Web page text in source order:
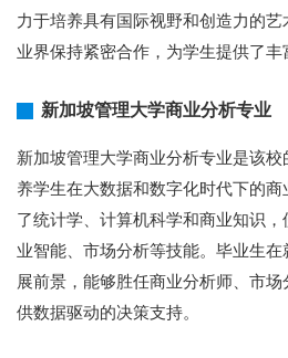
力于培养具有国际视野和创造力的
业界保持紧密合作，为学生提供了丰
新加坡管理大学商业分析专业
新加坡管理大学商业分析专业是该
养学生在大数据和数字化时代下的
了统计学、计算机科学和商业知识
业智能、市场分析等技能。毕业生
展前景，能够胜任商业分析师、市
供数据驱动的决策支持。